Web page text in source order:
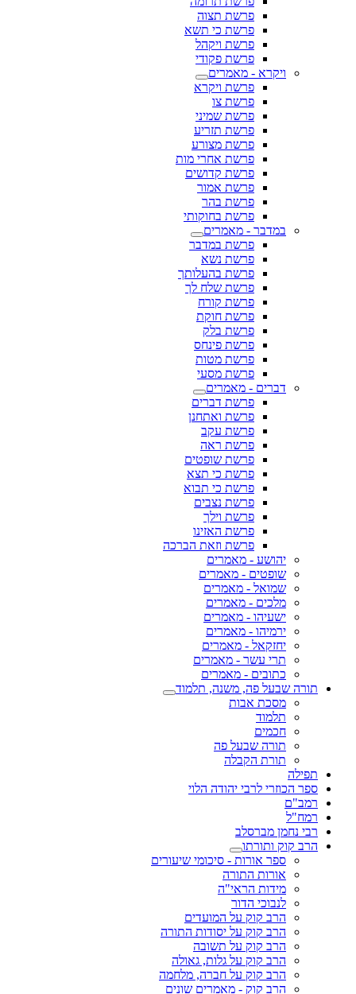
פרשת תצוה
פרשת כי תשא
פרשת ויקהל
פרשת פקודי
ויקרא - מאמרים
פרשת ויקרא
פרשת צו
פרשת שמיני
פרשת תזריע
פרשת מצורע
פרשת אחרי מות
פרשת קדושים
פרשת אמור
פרשת בהר
פרשת בחוקותי
במדבר - מאמרים
פרשת במדבר
פרשת נשא
פרשת בהעלותך
פרשת שלח לך
פרשת קורח
פרשת חוקת
פרשת בלק
פרשת פינחס
פרשת מטות
פרשת מסעי
דברים - מאמרים
פרשת דברים
פרשת ואתחנן
פרשת עקב
פרשת ראה
פרשת שופטים
פרשת כי תצא
פרשת כי תבוא
פרשת נצבים
פרשת וילך
פרשת האזינו
פרשת וזאת הברכה
יהושע - מאמרים
שופטים - מאמרים
שמואל - מאמרים
מלכים - מאמרים
ישעיהו - מאמרים
ירמיהו - מאמרים
יחזקאל - מאמרים
תרי עשר - מאמרים
כתובים - מאמרים
תורה שבעל פה, משנה, תלמוד
מסכת אבות
תלמוד
חכמים
תורה שבעל פה
תורת הקבלה
תפילה
ספר הכוזרי לרבי יהודה הלוי
רמב"ם
רמח"ל
רבי נחמן מברסלב
הרב קוק ותורתו
ספר אורות - סיכומי שיעורים
אורות התורה
מידות הראי"ה
לנבוכי הדור
הרב קוק על המועדים
הרב קוק על יסודות התורה
הרב קוק על תשובה
הרב קוק על גלות, גאולה
הרב קוק על חברה, מלחמה
הרב קוק - מאמרים שונים